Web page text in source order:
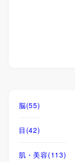
脳(55)
目 (42)
肌・美容(113)